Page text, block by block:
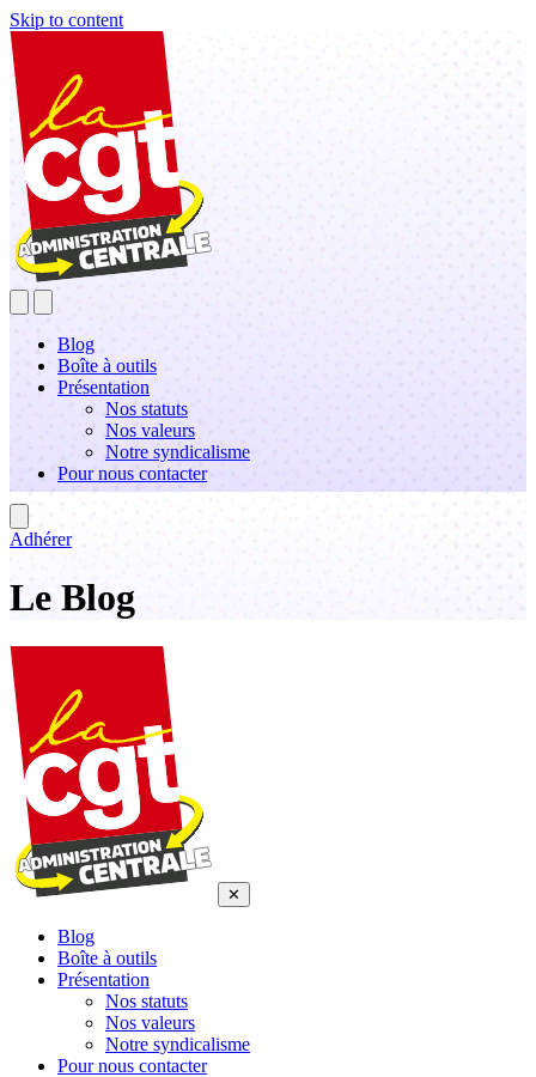
Skip to content
Blog
Boîte à outils
Présentation
Nos statuts
Nos valeurs
Notre syndicalisme
Pour nous contacter
Adhérer
Le Blog
✕
Blog
Boîte à outils
Présentation
Nos statuts
Nos valeurs
Notre syndicalisme
Pour nous contacter